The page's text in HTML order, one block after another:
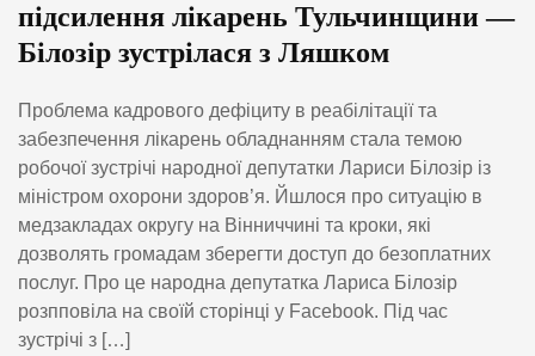
підсилення лікарень Тульчинщини —
Білозір зустрілася з Ляшком
Проблема кадрового дефіциту в реабілітації та
забезпечення лікарень обладнанням стала темою
робочої зустрічі народної депутатки Лариси Білозір із
міністром охорони здоров’я. Йшлося про ситуацію в
медзакладах округу на Вінниччині та кроки, які
дозволять громадам зберегти доступ до безоплатних
послуг. Про це народна депутатка Лариса Білозір
розпповіла на своїй сторінці у Facebook. Під час
зустрічі з […]